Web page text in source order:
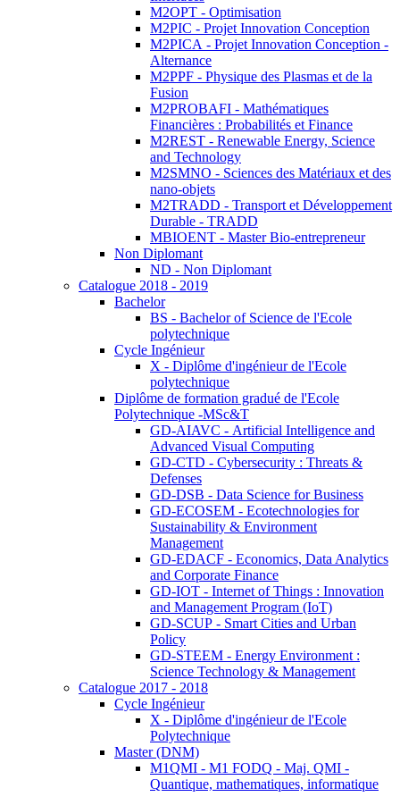
M2OPT - Optimisation
M2PIC - Projet Innovation Conception
M2PICA - Projet Innovation Conception -
Alternance
M2PPF - Physique des Plasmas et de la
Fusion
M2PROBAFI - Mathématiques
Financières : Probabilités et Finance
M2REST - Renewable Energy, Science
and Technology
M2SMNO - Sciences des Matériaux et des
nano-objets
M2TRADD - Transport et Développement
Durable - TRADD
MBIOENT - Master Bio-entrepreneur
Non Diplomant
ND - Non Diplomant
Catalogue 2018 - 2019
Bachelor
BS - Bachelor of Science de l'Ecole
polytechnique
Cycle Ingénieur
X - Diplôme d'ingénieur de l'Ecole
polytechnique
Diplôme de formation gradué de l'Ecole
Polytechnique -MSc&T
GD-AIAVC - Artificial Intelligence and
Advanced Visual Computing
GD-CTD - Cybersecurity : Threats &
Defenses
GD-DSB - Data Science for Business
GD-ECOSEM - Ecotechnologies for
Sustainability & Environment
Management
GD-EDACF - Economics, Data Analytics
and Corporate Finance
GD-IOT - Internet of Things : Innovation
and Management Program (IoT)
GD-SCUP - Smart Cities and Urban
Policy
GD-STEEM - Energy Environment :
Science Technology & Management
Catalogue 2017 - 2018
Cycle Ingénieur
X - Diplôme d'ingénieur de l'Ecole
Polytechnique
Master (DNM)
M1QMI - M1 FODQ - Maj. QMI -
Quantique, mathematiques, informatique